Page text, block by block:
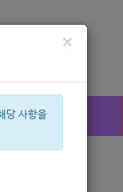
지시설찾기
×
당 사항을